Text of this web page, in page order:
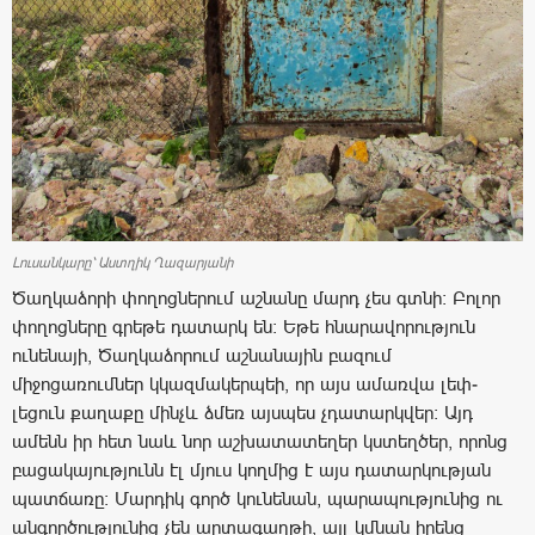
Լուսանկարը՝ Աստղիկ Ղազարյանի
Ծաղկաձորի փողոցներում աշնանը մարդ չես գտնի: Բոլոր
փողոցները գրեթե դատարկ են: Եթե հնարավորություն
ունենայի, Ծաղկաձորում աշնանային բազում
միջոցառումներ կկազմակերպեի, որ այս ամառվա լեփ-
լեցուն քաղաքը մինչև ձմեռ այսպես չդատարկվեր: Այդ
ամենն իր հետ նաև նոր աշխատատեղեր կստեղծեր, որոնց
բացակայությունն էլ մյուս կողմից է այս դատարկության
պատճառը: Մարդիկ գործ կունենան, պարապությունից ու
անգործությունից չեն արտագաղթի, այլ կմնան իրենց